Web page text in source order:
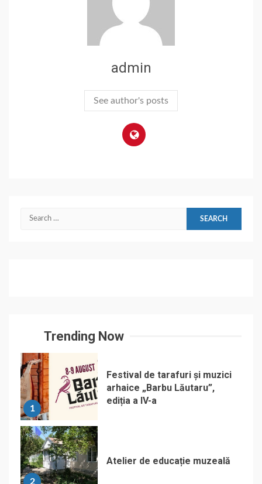
admin
See author's posts
Search
Trending Now
1
Festival de tarafuri și muzici
arhaice „Barbu Lăutaru”,
ediția a IV-a
2
Atelier de educație muzeală